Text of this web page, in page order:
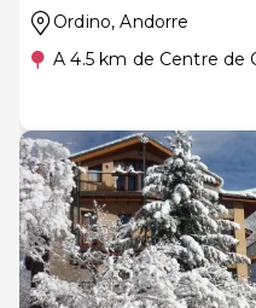
Ordino, Andorre
A 4.5 km de Centre de